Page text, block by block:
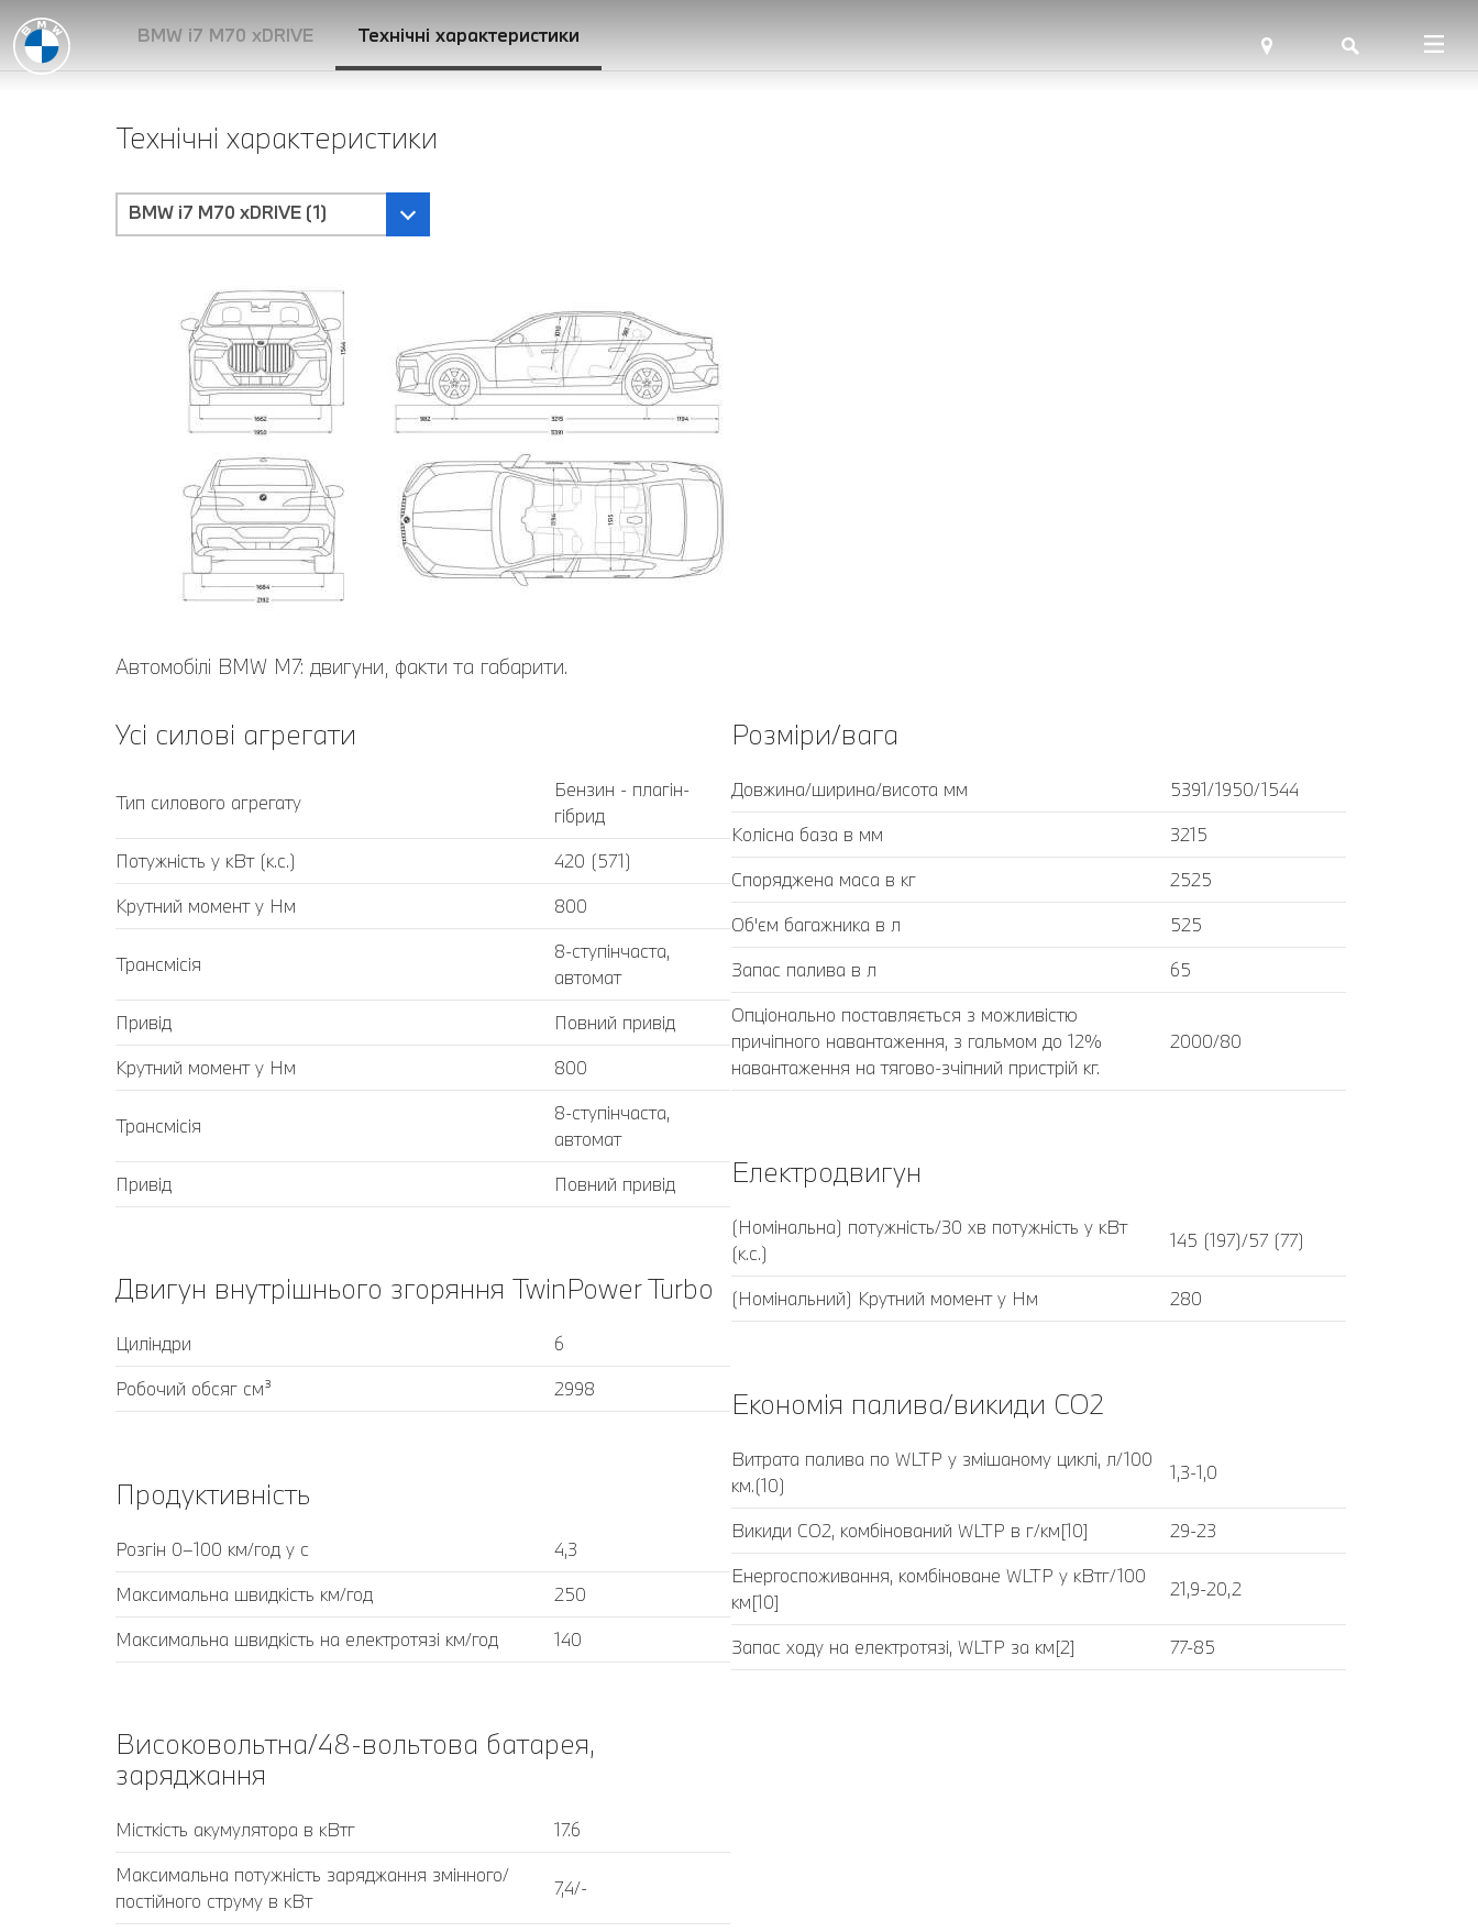
BMW i7 M70 xDRIVE Технічні характеристики
Технічні характеристики
BMW i7 M70 xDRIVE (1)
Автомобілі BMW M7: двигуни, факти та габарити.
Усі силові агрегати
Тип силового агрегату
Бензин - плагін-
гібрид
Потужність у кВт (к.с.)
420 (571)
Крутний момент у Нм
800
Трансмісія
8-ступінчаста,
автомат
Привід
Повний привід
Крутний момент у Нм
800
Трансмісія
8-ступінчаста,
автомат
Привід
Повний привід
Двигун внутрішнього згоряння TwinPower Turbo
Циліндри
6
Робочий обсяг см³
2998
Продуктивність
Розгін 0–100 км/год у с
4,3
Максимальна швидкість км/год
250
Максимальна швидкість на електротязі км/год
140
Високовольтна/48-вольтова батарея,
заряджання
Місткість акумулятора в кВтг
17.6
Максимальна потужність заряджання змінного/
постійного струму в кВт
7,4/-
Розміри/вага
Довжина/ширина/висота мм
5391/1950/1544
Колісна база в мм
3215
Споряджена маса в кг
2525
Об'єм багажника в л
525
Запас палива в л
65
Опціонально поставляється з можливістю
причіпного навантаження, з гальмом до 12%
навантаження на тягово-зчіпний пристрій кг.
2000/80
Електродвигун
(Номінальна) потужність/30 хв потужність у кВт
(к.с.)
145 (197)/57 (77)
(Номінальний) Крутний момент у Нм 280
Економія палива/викиди CO2
Витрата палива по WLTP у змішаному циклі, л/100
км.(10)
1,3-1,0
Викиди CO2, комбінований WLTP в г/км[10]
29-23
Енергоспоживання, комбіноване WLTP у кВтг/100
км[10]
21,9-20,2
Запас ходу на електротязі, WLTP за км[2] 77-85